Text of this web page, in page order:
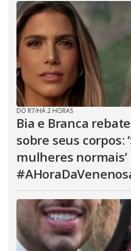
DO R7/HÁ 2 HORAS
Bia e Branca
sobre seus corpos:
mulheres normais’